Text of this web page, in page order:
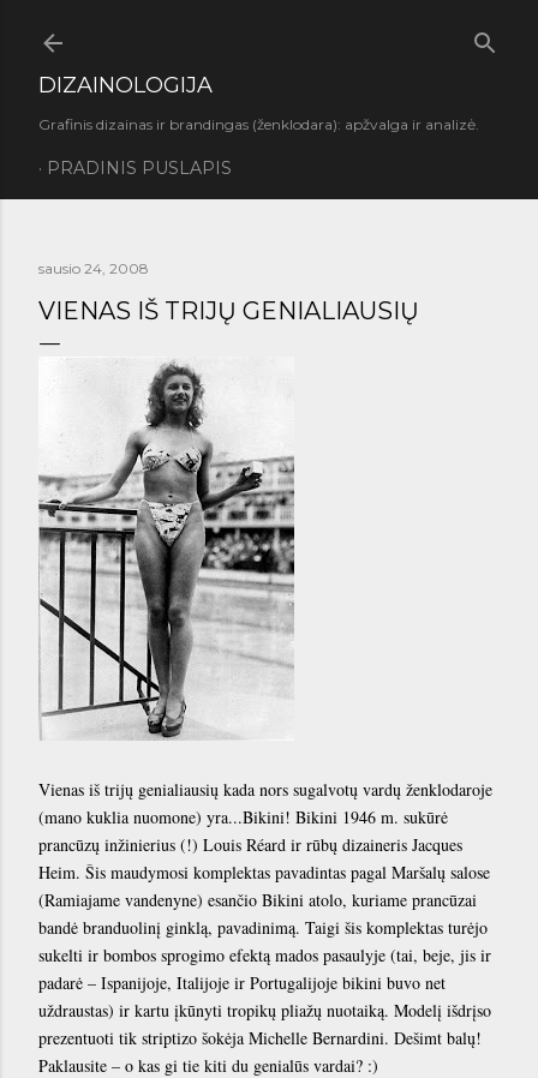
DIZAINOLOGIJA
Grafinis dizainas ir brandingas (ženklodara): apžvalga ir analizė.
PRADINIS PUSLAPIS
sausio 24, 2008
VIENAS IŠ TRIJŲ GENIALIAUSIŲ
Vienas iš trijų genialiausių kada nors sugalvotų vardų ženklodaroje
(mano kuklia nuomone) yra...Bikini! Bikini 1946 m. sukūrė
prancūzų inžinierius (!) Louis Réard ir rūbų dizaineris Jacques
Heim. Šis maudymosi komplektas pavadintas pagal Maršalų salose
(Ramiajame vandenyne) esančio Bikini atolo, kuriame prancūzai
bandė branduolinį ginklą, pavadinimą. Taigi šis komplektas turėjo
sukelti ir bombos sprogimo efektą mados pasaulyje (tai, beje, jis ir
padarė – Ispanijoje, Italijoje ir Portugalijoje bikini buvo net
uždraustas) ir kartu įkūnyti tropikų pliažų nuotaiką. Modelį išdrįso
prezentuoti tik striptizo šokėja Michelle Bernardini. Dešimt balų!
Paklausite – o kas gi tie kiti du genialūs vardai? :)